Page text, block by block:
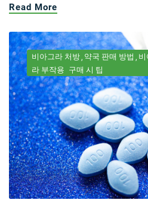
Read More
비아그라 처방 약국 판매 방법 비
라 부작용 구매 시 팁